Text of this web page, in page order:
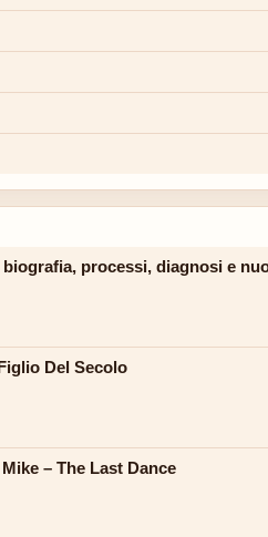
processi, diagnosi e
Del Secolo
– The Last Dance